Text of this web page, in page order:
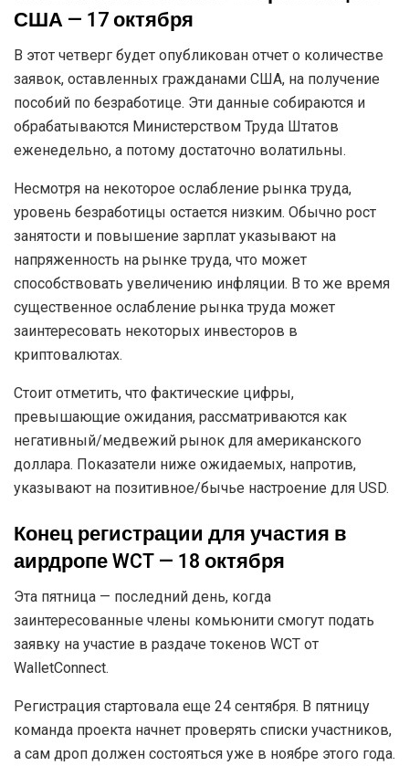
США — 17 октября
В этот четверг будет опубликован отчет о количестве
заявок, оставленных гражданами США, на получение
пособий по безработице. Эти данные собираются и
обрабатываются Министерством Труда Штатов
еженедельно, а потому достаточно волатильны.
Несмотря на некоторое ослабление рынка труда,
уровень безработицы остается низким. Обычно рост
занятости и повышение зарплат указывают на
напряженность на рынке труда, что может
способствовать увеличению инфляции. В то же время
существенное ослабление рынка труда может
заинтересовать некоторых инвесторов в
криптовалютах.
Стоит отметить, что фактические цифры,
превышающие ожидания, рассматриваются как
негативный/медвежий рынок для американского
доллара. Показатели ниже ожидаемых, напротив,
указывают на позитивное/бычье настроение для USD.
Конец регистрации для участия в
аирдропе WCT — 18 октября
Эта пятница — последний день, когда
заинтересованные члены комьюнити смогут подать
заявку на участие в раздаче токенов WCT от
WalletConnect.
Регистрация стартовала еще 24 сентября. В пятницу
команда проекта начнет проверять списки участников,
а сам дроп должен состояться уже в ноябре этого года.